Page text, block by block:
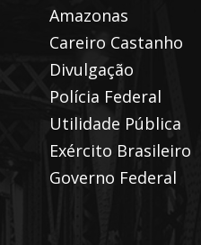
Amazonas
Careiro Castanho
Divulgação
Polícia Federal
Utilidade Pública
Exército Brasileiro
Governo Federal